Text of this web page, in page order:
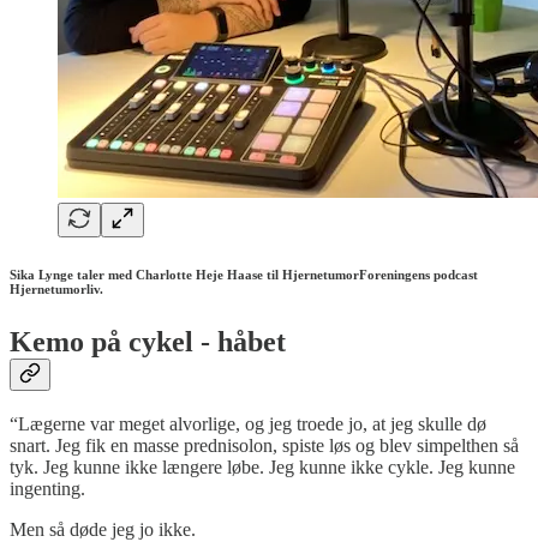
Sika Lynge taler med Charlotte Heje Haase til HjernetumorForeningens podcast
Hjernetumorliv.
Kemo på cykel - håbet
“Lægerne var meget alvorlige, og jeg troede jo, at jeg skulle dø
snart. Jeg fik en masse prednisolon, spiste løs og blev simpelthen så
tyk. Jeg kunne ikke længere løbe. Jeg kunne ikke cykle. Jeg kunne
ingenting.
Men så døde jeg jo ikke.